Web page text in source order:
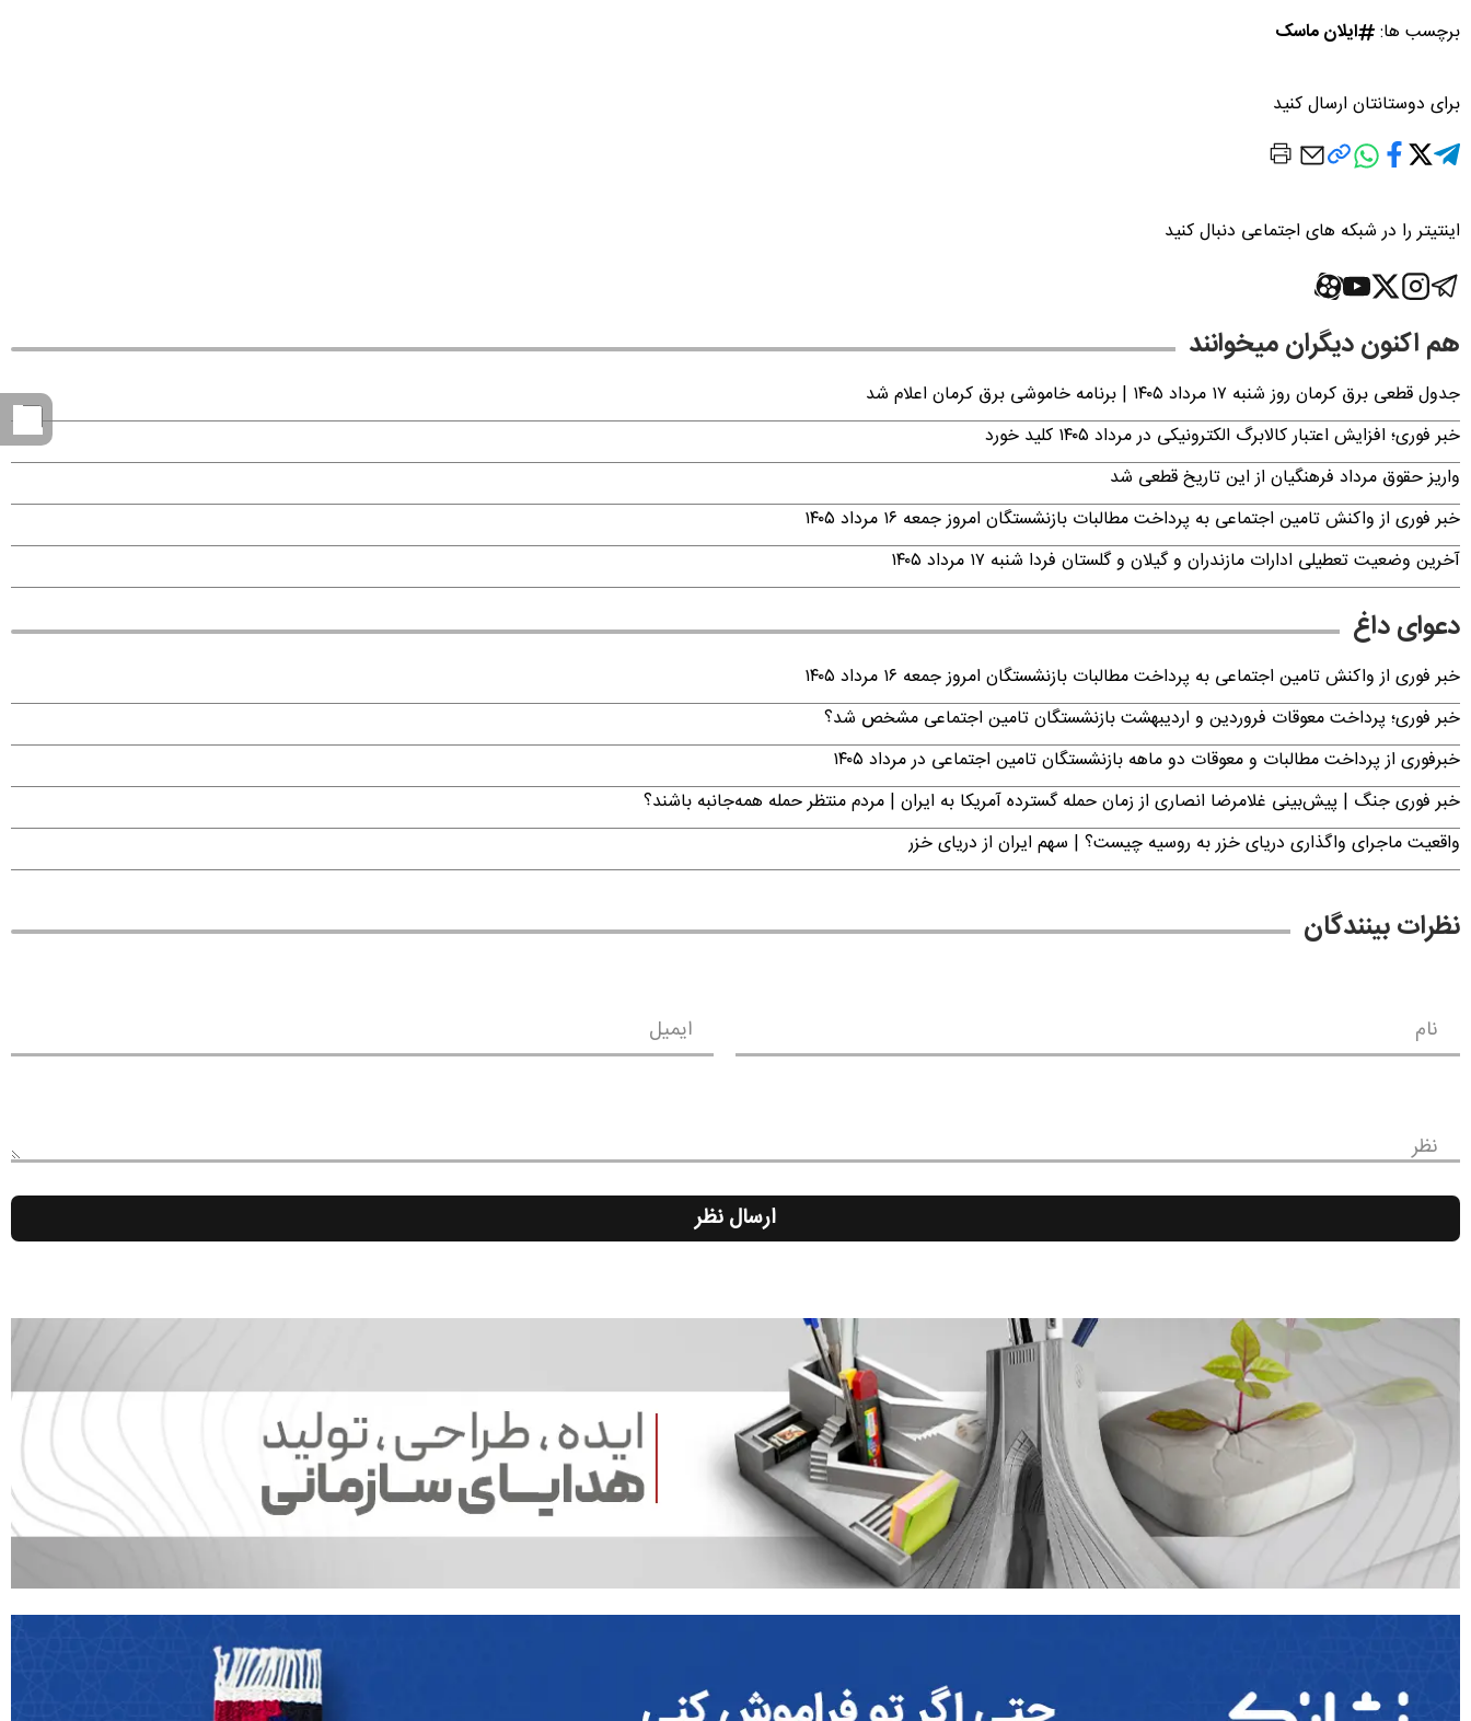
برچسب ها: ایلان ماسک
برای دوستانتان ارسال کنید
اینتیتر را در شبکه های اجتماعی دنبال کنید
هم اکنون دیگران میخوانند
جدول قطعی برق کرمان روز شنبه ۱۷ مرداد ۱۴۰۵ | برنامه خاموشی برق کرمان اعلام شد
خبر فوری؛ افزایش اعتبار کالابرگ الکترونیکی در مرداد ۱۴۰۵ کلید خورد
واریز حقوق مرداد فرهنگیان از این تاریخ قطعی شد
خبر فوری از واکنش تامین اجتماعی به پرداخت مطالبات بازنشستگان امروز جمعه ۱۶ مرداد ۱۴۰۵
آخرین وضعیت تعطیلی ادارات مازندران و گیلان و گلستان فردا شنبه ۱۷ مرداد ۱۴۰۵
دعوای داغ
خبر فوری از واکنش تامین اجتماعی به پرداخت مطالبات بازنشستگان امروز جمعه ۱۶ مرداد ۱۴۰۵
خبر فوری؛ پرداخت معوقات فروردین و اردیبهشت بازنشستگان تامین اجتماعی مشخص شد؟
خبرفوری از پرداخت مطالبات و معوقات دو ماهه بازنشستگان تامین اجتماعی در مرداد ۱۴۰۵
خبر فوری جنگ | پیش‌بینی غلامرضا انصاری از زمان حمله گسترده آمریکا به ایران | مردم منتظر حمله همه‌جانبه باشند؟
واقعیت ماجرای واگذاری دریای خزر به روسیه چیست؟ | سهم ایران از دریای خزر
نظرات بینندگان
نام ایمیل
نظر
ارسال نظر